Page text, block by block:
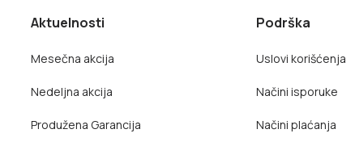
Aktuelnosti
Mesečna akcija
Nedeljna akcija
Produžena Garancija
Podrška
Uslovi korišćenja
Načini isporuke
Načini plaćanja